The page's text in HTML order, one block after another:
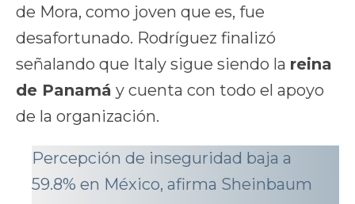
de Mora, como joven que es, fue
desafortunado. Rodríguez finalizó
señalando que Italy sigue siendo la reina
de Panamá y cuenta con todo el apoyo
de la organización.
Percepción de inseguridad baja a
59.8% en México, afirma Sheinbaum